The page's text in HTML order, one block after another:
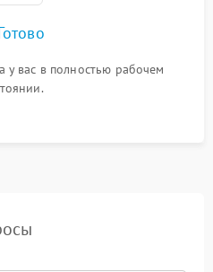
вас в полностью рабочем